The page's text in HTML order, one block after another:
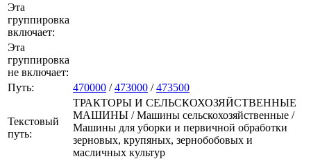
Эта
группировка
включает:
Эта
группировка
не включает:
Путь:
470000 /473000 /473500
Текстовый
путь:
ТРАКТОРЫ И СЕЛЬСКОХОЗЯЙСТВЕННЫЕ
МАШИНЫ / Машины сельскохозяйственные /
Машины для уборки и первичной обработки
зерновых, крупяных, зернобобовых и
масличных культур